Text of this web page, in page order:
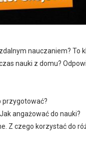
nauczaniem? To
nauki z domu?
przygotować?
angażować do nauki?
Z czego korzystać do